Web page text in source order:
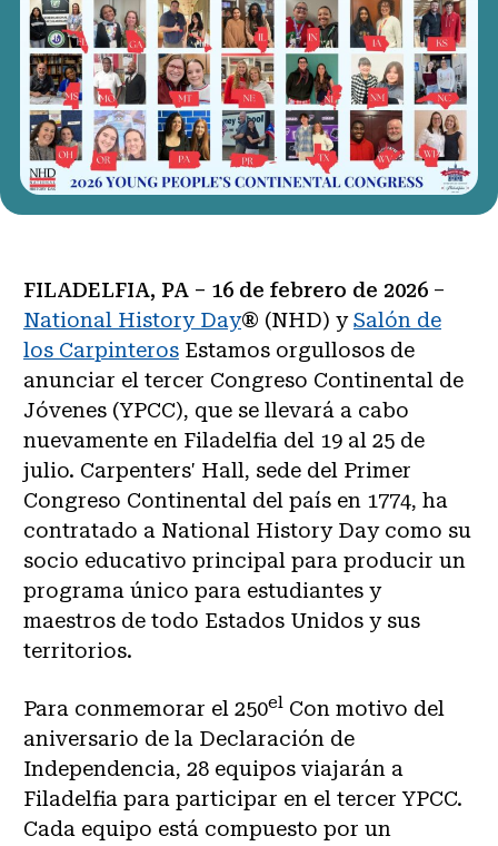
FILADELFIA, PA – 16 de febrero de 2026 –
National History Day® (NHD) ySalón de
los Carpinteros Estamos orgullosos de
anunciar el tercer Congreso Continental de
Jóvenes (YPCC), que se llevará a cabo
nuevamente en Filadelfia del 19 al 25 de
julio. Carpenters' Hall, sede del Primer
Congreso Continental del país en 1774, ha
contratado a National History Day como su
socio educativo principal para producir un
programa único para estudiantes y
maestros de todo Estados Unidos y sus
territorios.
Para conmemorar el 250el Con motivo del
aniversario de la Declaración de
Independencia, 28 equipos viajarán a
Filadelfia para participar en el tercer YPCC.
Cada equipo está compuesto por un